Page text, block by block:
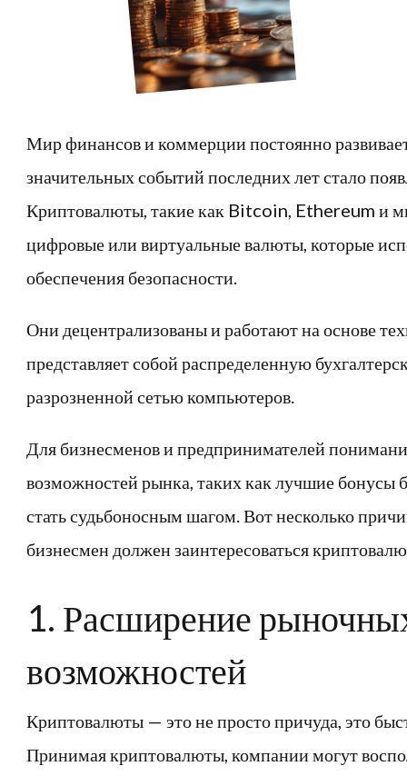
Мир финансов и коммерции постоянно
значительных событий последних лет стало
Криптовалюты, такие как Bitcoin, Ethereum и
цифровые или виртуальные валюты, которые
обеспечения безопасности.
Они децентрализованы и работают на основе
представляет собой распределенную
разрозненной сетью компьютеров.
Для бизнесменов и предпринимателей
возможностей рынка, таких как лучшие
стать судьбоносным шагом. Вот несколько
бизнесмен должен заинтересоваться
1. Расширение
возможностей
Криптовалюты — это не просто причуда, это
Принимая криптовалюты, компании могут